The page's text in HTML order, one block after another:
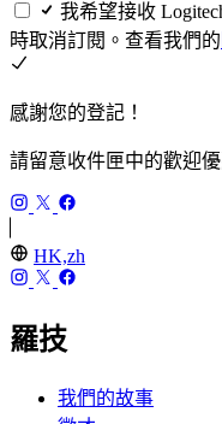
我希望接收
時取消訂閱。查看我們的
感謝您的登記！
請留意收件匣中的歡迎優
HK,zh
羅技
我們的故事